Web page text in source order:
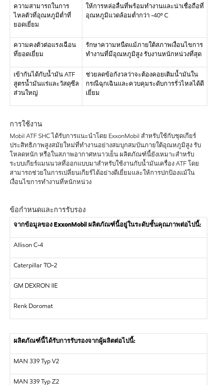
ความสามารถในการ
ไหลตัวที่อุณหภูมิต่ำที่
ยอดเยี่ยม
ให้การหล่อลื่นที่พร้อมทำงานและน่าเชื่อถือที่
อุณหภูมิแวดล้อมต่ำกว่า -40º C
ความคงตัวต่อแรงเฉือน
ที่ยอดเยี่ยม
รักษาความหนืดแม้ภายใต้สภาพเงื่อนไขการ
ทำงานที่มีอุณหภูมิสูงรับงานหนักหน่วงที่สุด
เข้ากันได้กับน้ำมันATF
สูตรน้ำมันแร่และวัสดุซีล
ส่วนใหญ่
ช่วยลดข้อกังวลว่าจะต้องคอยเติมน้ำมันใน
กรณีฉุกเฉินและควบคุมระดับการรั่วไหลได้ดี
เยี่ยม
การใช้งาน
Mobil ATF SHC ได้รับการแนะนำโดย ExxonMobil สำหรับใช้กับชุดเกียร์
ประสิทธิภาพสูงสมัยใหม่ที่ทำงานอย่างสมบุกสมบันภายใต้อุณหภูมิสูง รับ
โหลดหนัก หรือในสภาพอากาศหนาวเย็น ผลิตภัณฑ์นี้ยังเหมาะสำหรับ
ระบบเกียร์แมนนวลที่ออกแบบมาสำหรับใช้งานกับน้ำมันเครื่อง ATF โดย
สามารถช่วยในการเปลี่ยนเกียร์ได้อย่างดีเยี่ยมและให้การปกป้องแม้ใน
เงื่อนไขการทำงานที่หนักหน่วง
ข้อกำหนดและการรับรอง
จากข้อมูลของExxonMobilผลิตภัณฑ์นี้อยู่ในระดับชั้นคุณภาพต่อไปนี้:
Allison C-4
Caterpillar TO-2
GM DEXRON IIE
Renk Doromat
ผลิตภัณฑ์นี้ได้รับการรับรองจากผู้ผลิตต่อไปนี้:
MAN 339 Typ V2
MAN 339 Typ Z2